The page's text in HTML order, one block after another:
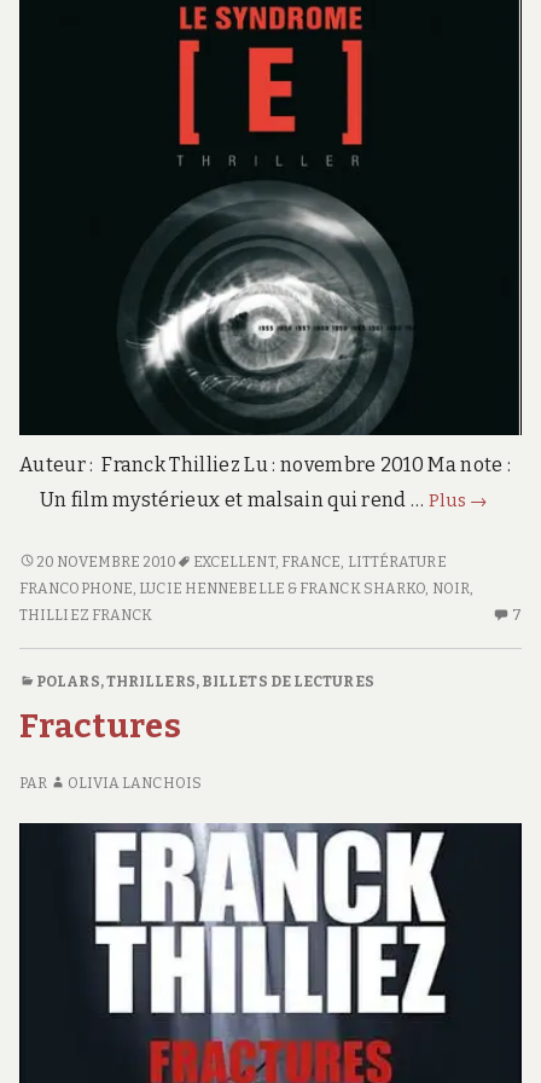
Auteur : Franck Thilliez Lu : novembre 2010 Ma note :
Un film mystérieux et malsain qui rend … Plus Le
→
LE
SYNDROME
E
20 NOVEMBRE 2010 EXCELLENT, FRANCE, LITTÉRATURE
FRANCOPHONE, LUCIE HENNEBELLE & FRANCK SHARKO, NOIR,
THILLIEZ FRANCK
7
POLARS, THRILLERS, BILLETS DE LECTURES
Fractures
PAR OLIVIA LANCHOIS